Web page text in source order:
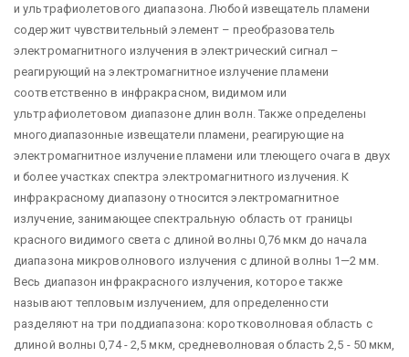
и ультрафиолетового диапазона. Любой извещатель пламени
содержит чувствительный элемент – преобразователь
электромагнитного излучения в электрический сигнал –
реагирующий на электромагнитное излучение пламени
соответственно в инфракрасном, видимом или
ультрафиолетовом диапазоне длин волн. Также определены
многодиапазонные извещатели пламени, реагирующие на
электромагнитное излучение пламени или тлеющего очага в двух
и более участках спектра электромагнитного излучения. К
инфракрасному диапазону относится электромагнитное
излучение, занимающее спектральную область от границы
красного видимого света с длиной волны 0,76 мкм до начала
диапазона микроволнового излучения с длиной волны 1—2 мм.
Весь диапазон инфракрасного излучения, которое также
называют тепловым излучением, для определенности
разделяют на три поддиапазона: коротковолновая область с
длиной волны 0,74 - 2,5 мкм, средневолновая область 2,5 - 50 мкм,